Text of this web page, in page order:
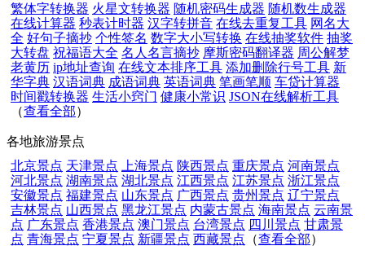
繁体字转换器 火星文转换器 随机密码生成器 随机数生成器
在线计算器 秒表计时器 汉字转拼音 在线去重复工具 网名大
全 好句子摘抄 个性签名 数字大小写转换 在线抽奖软件 抽奖
大转盘 祝福语大全 名人名言摘抄 摩斯密码翻译器 周公解梦
老黄历 ip地址查询 在线文本排序工具 添加删除行号工具 新
华字典 汉语词典 成语词典 英语词典 笔画笔顺 车贷计算器
时间戳转换器 生活小窍门 健康小常识 JSON在线解析工具
（查看全部）
各地旅游景点
北京景点 天津景点 上海景点 陕西景点 重庆景点 河南景点
河北景点 湖南景点 湖北景点 江西景点 江苏景点 浙江景点
安徽景点 福建景点 山东景点 广西景点 贵州景点 辽宁景点
吉林景点 山西景点 黑龙江景点 内蒙古景点 海南景点 云南景
点 广东景点 香港景点 澳门景点 台湾景点 四川景点 甘肃景
点 青海景点 宁夏景点 新疆景点 西藏景点 （查看全部）